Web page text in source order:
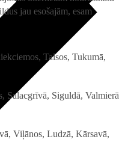
jau esošajām, esam
Talsos, Tukumā,
Salacgrīvā, Siguldā, Valmierā
Viļānos, Ludzā, Kārsavā,